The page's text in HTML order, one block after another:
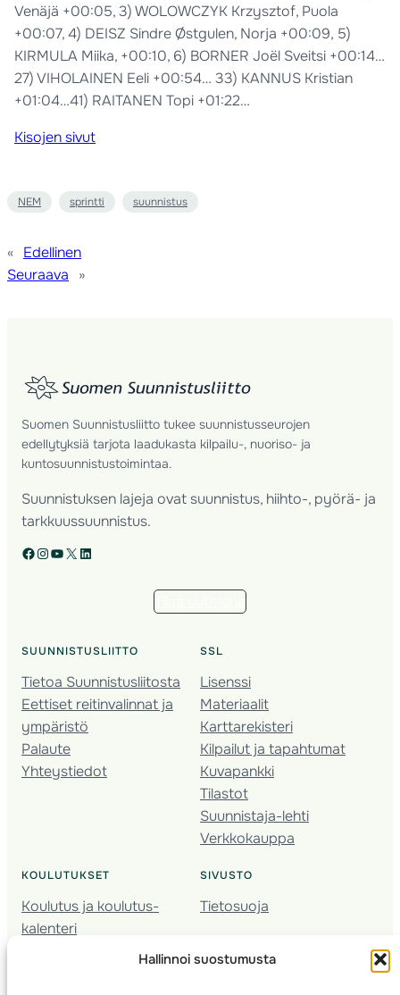
Hallinnoi suostumusta
Venäjä +00:05, 3) WOLOWCZYK Krzysztof, Puola
+00:07, 4) DEISZ Sindre Østgulen, Norja +00:09, 5)
KIRMULA Miika, +00:10, 6) BORNER Joël Sveitsi +00:14…
27) VIHOLAINEN Eeli +00:54… 33) KANNUS Kristian
+01:04…41) RAITANEN Topi +01:22…
Kisojen sivut
NEM sprintti suunnistus
« Edellinen
Seuraava
»
Suomen Suunnistusliitto tukee suunnistusseurojen
edellytyksiä tarjota laadukasta kilpailu-, nuoriso- ja
kuntosuunnistustoimintaa.
Suunnistuksen lajeja ovat suunnistus, hiihto-, pyörä- ja
tarkkuussuunnistus.
Facebook Instagram YouTube X LinkedIn
SUUNNISTUSLIITTO
Tietoa Suunnistusliitosta
Eettiset reitinvalinnat ja
ympäristö
Palaute
Yhteystiedot
SSL
Lisenssi
Materiaalit
Karttarekisteri
Kilpailut ja tapahtumat
Kuvapankki
Tilastot
Suunnistaja-lehti
Verkkokauppa
KOULUTUKSET
Koulutus ja koulutus­
kalenteri
Nuorison koulutukset
SIVUSTO
Tietosuoja